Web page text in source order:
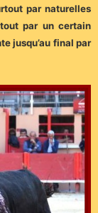
par naturelles
par un certain
jusqu’au final par